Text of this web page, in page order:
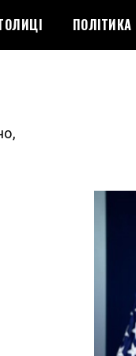
ПОЛІТИКА